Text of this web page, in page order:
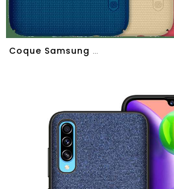
Coque Samsung Galaxy A70s Légère Protection Délavé En Daim Bleu Or Incassable Légères